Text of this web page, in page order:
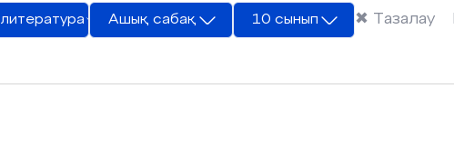
Ашық сабақ 10 сынып ✖ Тазалау